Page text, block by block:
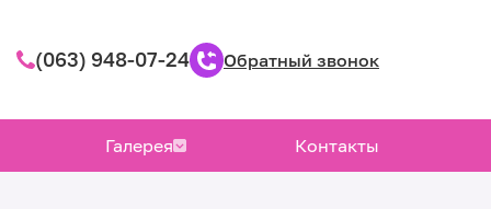
(063) 948-07-24 Обратный звонок
Галерея Контакты